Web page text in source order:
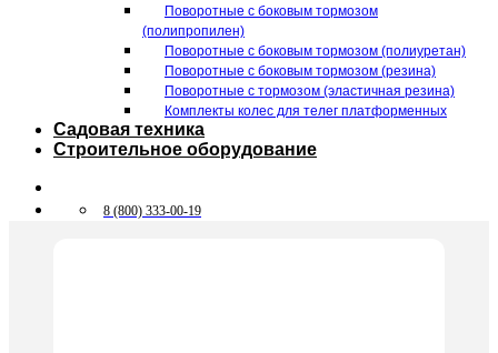
Поворотные c боковым тормозом
(полипропилен)
Поворотные c боковым тормозом (полиуретан)
Поворотные c боковым тормозом (резина)
Поворотные c тормозом (эластичная резина)
Комплекты колес для телег платформенных
Садовая техника
Строительное оборудование
8 (800) 333-00-19